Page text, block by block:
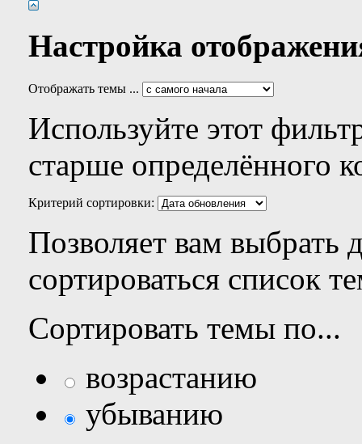
Настройка
Отображать темы ...
Используйте этот
старше определённого
Критерий сортировки:
Позволяет вам выбрать
сортироваться список
Сортировать темы по...
возрастанию
убыванию